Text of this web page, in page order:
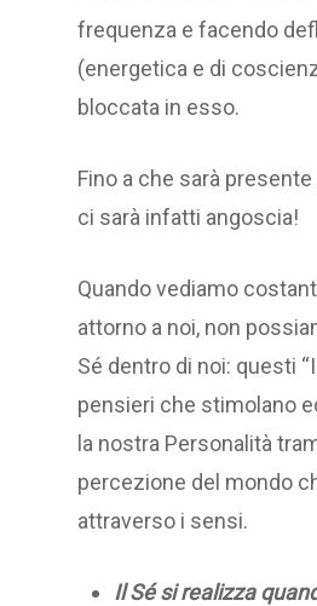
frequenza e facendo
(energetica e di
bloccata in esso.
Fino a che sarà presente
ci sarà infatti angoscia!
Quando vediamo
attorno a noi, non
Sé dentro di noi: questi
pensieri che stimolano
la nostra Personalità
percezione del mondo
attraverso i sensi.
Il Sé si realizza